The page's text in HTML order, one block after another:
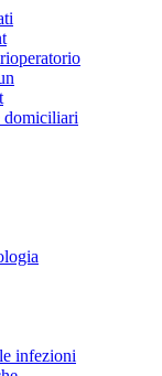
il catalogo B.
domiciliari
infezioni